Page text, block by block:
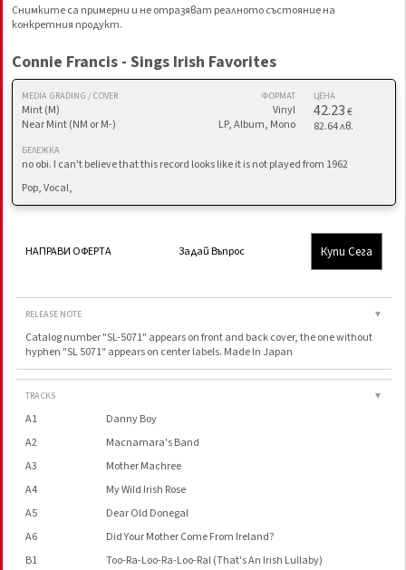
Снимките са примерни и не отразяват реалното състояние на
конкретния продукт.
Connie Francis - Sings Irish Favorites
MEDIA GRADING / COVER
Mint (M)
Near Mint (NM or M-)
ФОРМАТ
Vinyl
LP, Album, Mono
ЦЕНА
42.23€
82.64 лв.
БЕЛЕЖКА
no obi. I can't believe that this record looks like it is not played from 1962
Pop, Vocal,
НАПРАВИ ОФЕРТА Задай Въпрос Купи Сега
RELEASE NOTE ▼
Catalog number "SL-5071" appears on front and back cover, the one without
hyphen "SL 5071" appears on center labels. Made In Japan
TRACKS ▼
A1
Danny Boy
A2
Macnamara's Band
A3
Mother Machree
A4
My Wild Irish Rose
A5
Dear Old Donegal
A6
Did Your Mother Come From Ireland?
B1
Too-Ra-Loo-Ra-Loo-Ral (That's An Irish Lullaby)